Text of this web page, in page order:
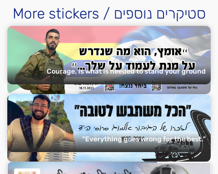
More stickers / סטיקרים נוספים
Courage, is what is needed to stand your ground
"Everything goes wrong for the best."